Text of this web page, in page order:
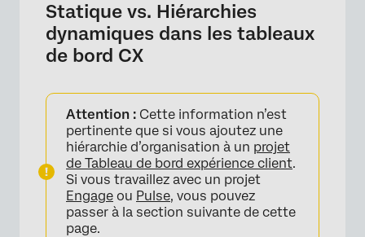
Statique vs. Hiérarchies
dynamiques dans les tableaux
de bord CX
Attention : Cette information n’est
pertinente que si vous ajoutez une
hiérarchie d’organisation à un projet
de Tableau de bord expérience client.
Si vous travaillez avec un projet
Engage ou Pulse, vous pouvez
passer à la section suivante de cette
page.